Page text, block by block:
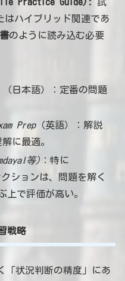
はハイブリッド関連であ
のように読み込む必要
（日本語）：定番の問題
Prep（英語）：解説
に最適。
等) ：特に
ションは、問題を解く
上で評価が高い。
戦略
「状況判断の精度」にあ